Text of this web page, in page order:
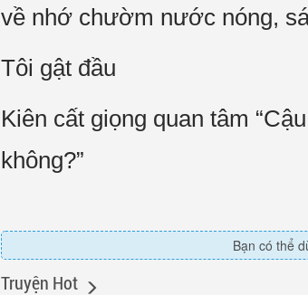
về nhớ chườm nước nóng,
Tôi gật đầu
Kiên cất giọng quan tâm
không?”
Bạn có thể
Truyện Hot